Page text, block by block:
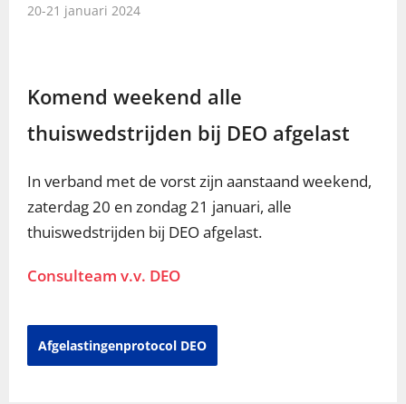
20-21 januari 2024
Komend weekend alle
thuiswedstrijden bij DEO afgelast
In verband met de vorst zijn aanstaand weekend,
zaterdag 20 en zondag 21 januari, alle
thuiswedstrijden bij DEO afgelast.
Consulteam v.v. DEO
Afgelastingenprotocol DEO